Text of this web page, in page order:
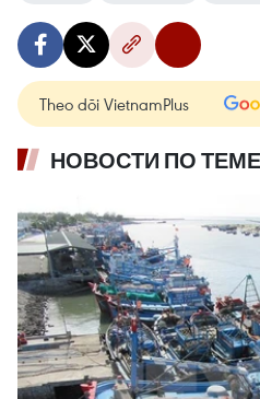
Theo dõi VietnamPlus
НОВОСТИ ПО ТЕМЕ